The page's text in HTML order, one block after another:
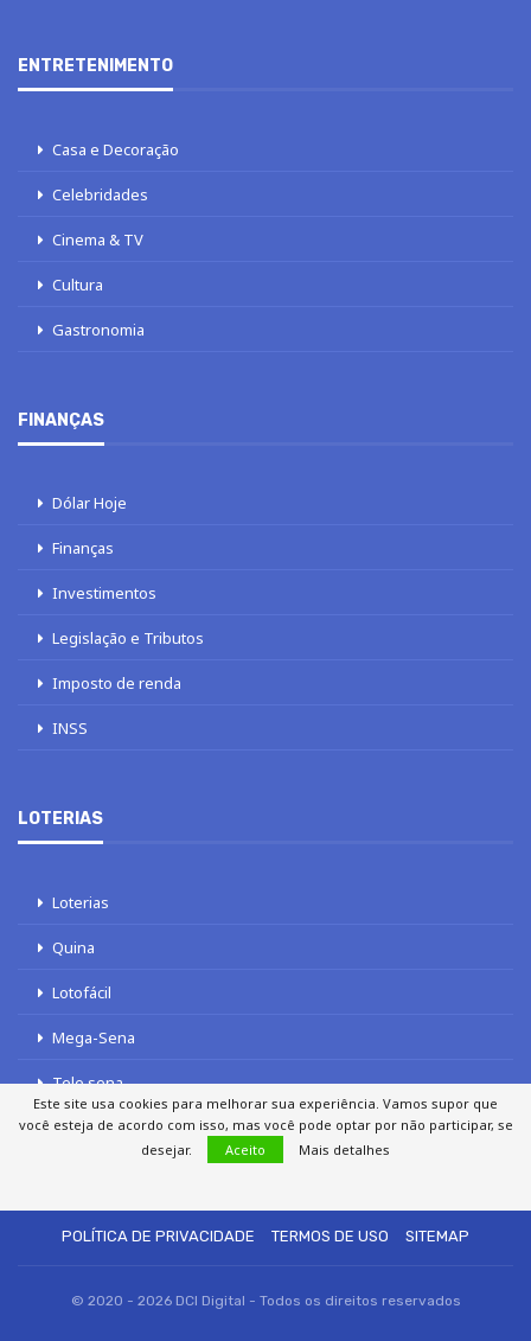
ENTRETENIMENTO
Casa e Decoração
Celebridades
Cinema & TV
Cultura
Gastronomia
FINANÇAS
Dólar Hoje
Finanças
Investimentos
Legislação e Tributos
Imposto de renda
INSS
LOTERIAS
Loterias
Quina
Lotofácil
Mega-Sena
Tele sena
POLÍTICA DE PRIVACIDADE
TERMOS DE USO SITEMAP
© 2020 - 2026 DCI Digital - Todos os direitos reservados
Este site usa cookies para melhorar sua experiência. Vamos supor que
você esteja de acordo com isso, mas você pode optar por não participar, se
desejar.
Aceito Mais detalhes